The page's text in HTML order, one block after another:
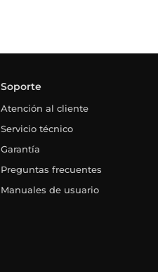
Soporte
Atención al cliente
Servicio técnico
Garantía
Preguntas frecuentes
Manuales de usuario